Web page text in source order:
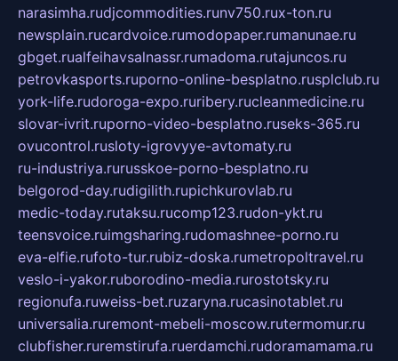
narasimha.rudjcommodities.runv750.rux-ton.ru
newsplain.rucardvoice.rumodopaper.rumanunae.ru
gbget.rualfeihavsalnassr.rumadoma.rutajuncos.ru
petrovkasports.ruporno-online-besplatno.rusplclub.ru
york-life.rudoroga-expo.ruribery.rucleanmedicine.ru
slovar-ivrit.ruporno-video-besplatno.ruseks-365.ru
ovucontrol.rusloty-igrovyye-avtomaty.ru
ru-industriya.rurusskoe-porno-besplatno.ru
belgorod-day.rudigilith.rupichkurovlab.ru
medic-today.rutaksu.rucomp123.rudon-ykt.ru
teensvoice.ruimgsharing.rudomashnee-porno.ru
eva-elfie.rufoto-tur.rubiz-doska.rumetropoltravel.ru
veslo-i-yakor.ruborodino-media.rurostotsky.ru
regionufa.ruweiss-bet.ruzaryna.rucasinotablet.ru
universalia.ruremont-mebeli-moscow.rutermomur.ru
clubfisher.ruremstirufa.ruerdamchi.rudoramamama.ru